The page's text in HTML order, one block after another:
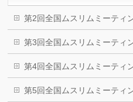
第2回全国ムスリムミーティ
第3回全国ムスリムミーティ
第4回全国ムスリムミーティ
第5回全国ムスリムミーティ